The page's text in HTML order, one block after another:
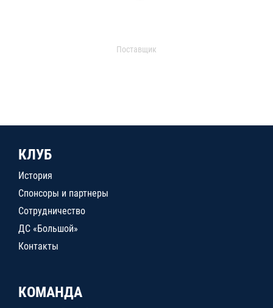
Поставщик
КЛУБ
История
Спонсоры и партнеры
Сотрудничество
ДС «Большой»
Контакты
КОМАНДА